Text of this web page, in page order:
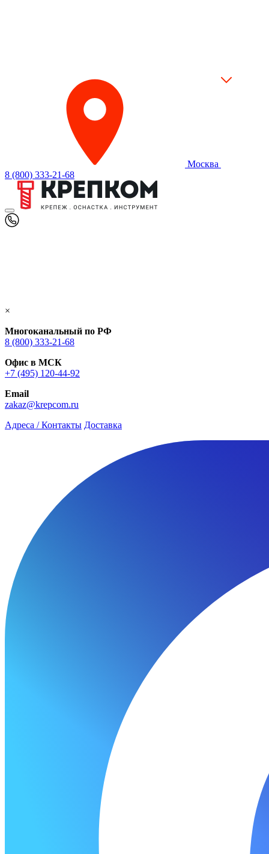
Москва
8 (800) 333-21-68
×
Многоканальный по РФ
8 (800) 333‑21-68
Офис в МСК
+7 (495) 120-44-92
Email
zakaz@krepcom.ru
Адреса / Контакты Доставка